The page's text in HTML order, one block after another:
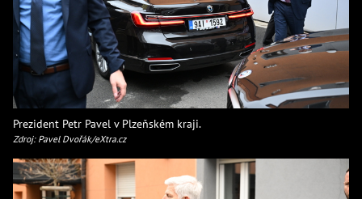
Prezident Petr Pavel v Plzeňském kraji.
Zdroj: Pavel Dvořák/eXtra.cz